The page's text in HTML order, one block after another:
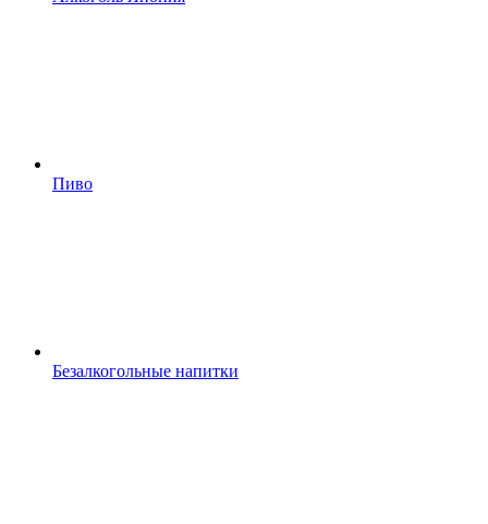
Пиво
Безалкогольные напитки